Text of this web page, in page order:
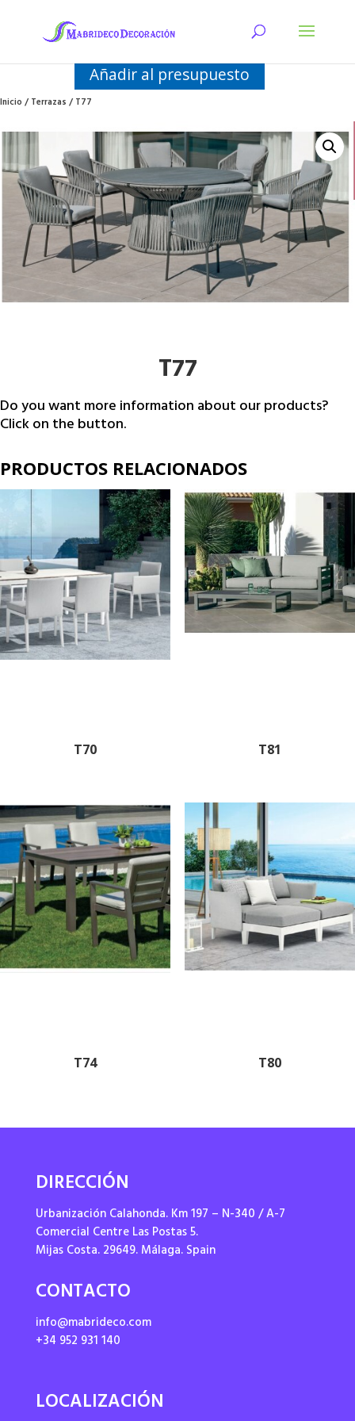
Añadir al presupuesto
Inicio/Terrazas/ T77
T77
Do you want more information about our products?
Click on the button.
PRODUCTOS RELACIONADOS
T70 T81
T74 T80
DIRECCIÓN
Urbanización Calahonda. Km 197 – N-340 / A-7
Comercial Centre Las Postas 5.
Mijas Costa. 29649. Málaga. Spain
CONTACTO
info@mabrideco.com
+34 952 931 140
LOCALIZACIÓN